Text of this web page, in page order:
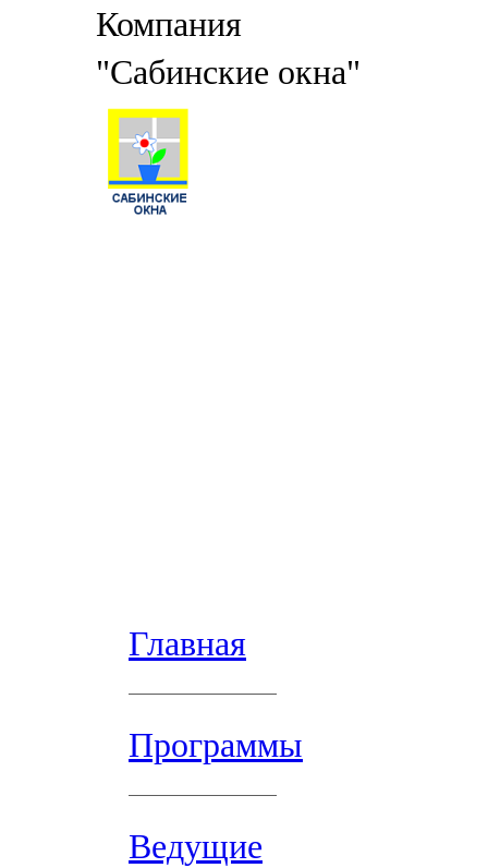
Компания
"Сабинские окна"
Главная
Программы
Ведущие